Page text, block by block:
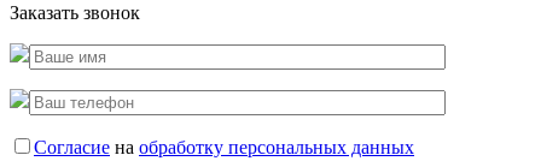
Заказать звонок
Согласие на обработку персональных данных